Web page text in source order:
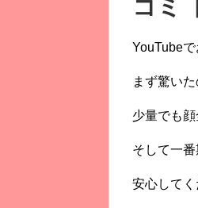
コミ
YouTube
まず驚いた
少量でも
そして一番
安心してく